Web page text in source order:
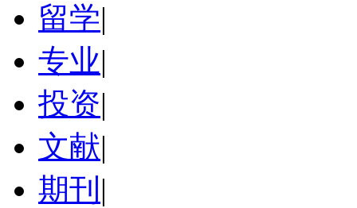
留学|
专业|
投资|
文献|
期刊 |